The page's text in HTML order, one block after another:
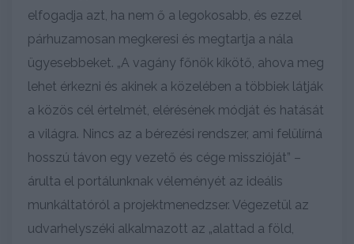
elfogadja azt, ha nem ő a legokosabb, és ezzel
párhuzamosan megkeresi és megtartja a nála
ügyesebbeket. „A vagány főnök kikötő, ahova meg
lehet érkezni és akinek a közelében a többiek látják
a közös cél értelmét, elérésének módját és hatását
a világra. Nincs az a bérezési rendszer, ami felülírná
hosszú távon egy vezető és cége misszióját” –
árulta el portálunknak véleményét az ideális
munkáltatóról a projektmenedzser. Végezetül az
udvarhelyszéki alkalmazott az „alattad a föld,